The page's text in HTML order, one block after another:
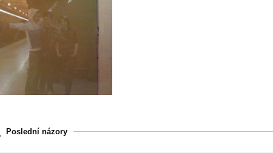
Poslední názory